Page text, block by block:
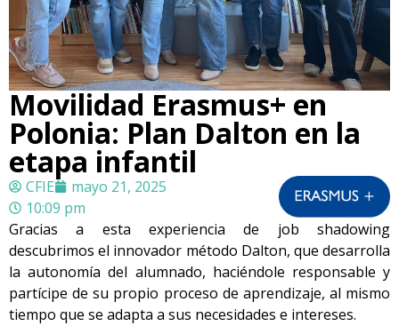
Movilidad Erasmus+ en
Polonia: Plan Dalton en la
etapa infantil
CFIE
mayo 21, 2025
10:09 pm
Gracias a esta experiencia de job shadowing
descubrimos el innovador método Dalton, que desarrolla
la autonomía del alumnado, haciéndole responsable y
partícipe de su propio proceso de aprendizaje, al mismo
tiempo que se adapta a sus necesidades e intereses.